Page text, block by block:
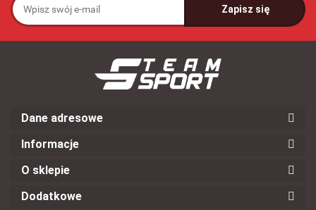
Dane adresowe
Informacje
O sklepie
Dodatkowe